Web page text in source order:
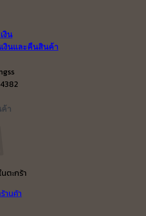
งิน
งินและคืนสินค้า
า
ตะกร้า
านค้า